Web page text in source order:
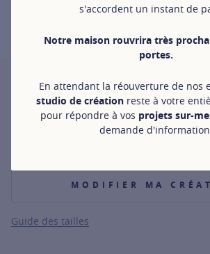
s'accordent un instant de
Notre maison rouvrira très
portes.
En attendant la réouverture de nos
studio de création reste à votre
pour répondre à vos projets sur-
demande d'information.
Bague deux doigts Terra E.T. en or rose
Masquer le prix
MODIFIER MA
Guide des tailles